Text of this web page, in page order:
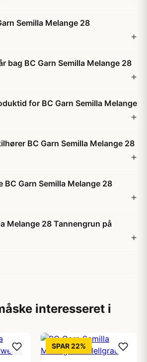
Semilla Melange 28
bag BC Garn Semilla Melange 28
for BC Garn Semilla Melange
BC Garn Semilla Melange 28
BC Garn Semilla Melange 28
Melange 28 Tannengrun på
interesseret i
SPAR 22%